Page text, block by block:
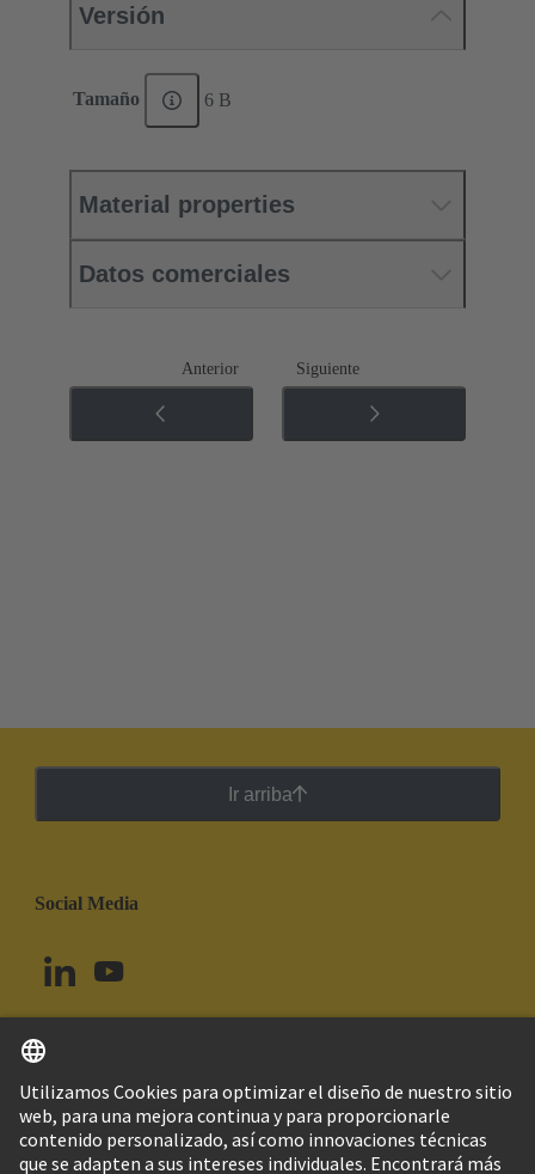
Versión
Tamaño 6 B
Material properties
Datos comerciales
Anterior Siguiente
Ir arriba
Social Media
Brasil Español